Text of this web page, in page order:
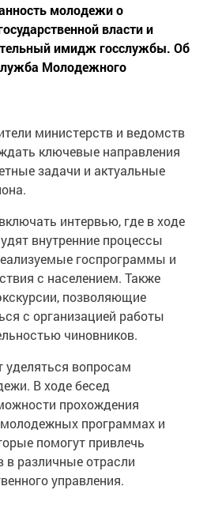
молодежи о
власти и
имидж госслужбы. Об
Молодежного
министерств и ведомств
ключевые направления
задачи и актуальные
интервью, где в ходе
внутренние процессы
госпрограммы и
с населением. Также
позволяющие
с организацией работы
чиновников.
уделяться вопросам
В ходе бесед
прохождения
программах и
помогут привлечь
различные отрасли
управления.